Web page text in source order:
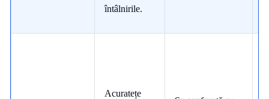
întâlnirile.
Acuratețe